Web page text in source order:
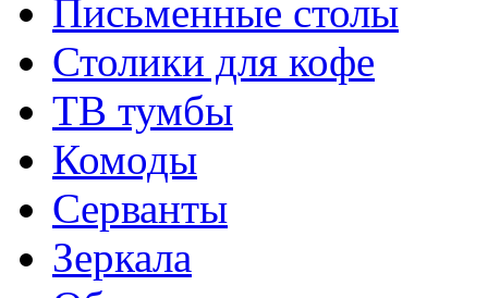
Письменные столы
Столики для кофе
ТВ тумбы
Комоды
Серванты
Зеркала